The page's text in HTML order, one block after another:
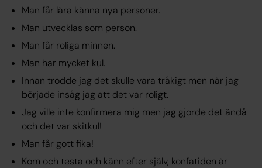
Man får lära känna nya personer.
Man utvecklas som person.
Man får roliga minnen.
Man har mycket kul.
Innan trodde jag det skulle vara tråkigt men när jag
började insåg jag att det var roligt.
Jag ville inte konfirmera mig men jag gjorde det ändå
och det var skitkul!
Man får gott fika!
Kom och testa och känn efter själv, konfatiden är